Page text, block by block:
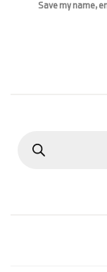
Save my name,